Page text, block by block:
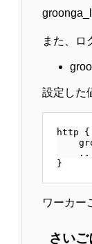
また、ロ
設定した
http {
ワーカー
さいご